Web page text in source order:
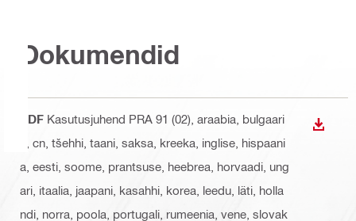
Dokumendid
PDF Kasutusjuhend PRA 91 (02) , araabia, bulgaari
a, cn, tšehhi, taani, saksa, kreeka, inglise, hispaani
a, eesti, soome, prantsuse, heebrea, horvaadi, ung
ari, itaalia, jaapani, kasahhi, korea, leedu, läti, holla
ndi, norra, poola, portugali, rumeenia, vene, slovak